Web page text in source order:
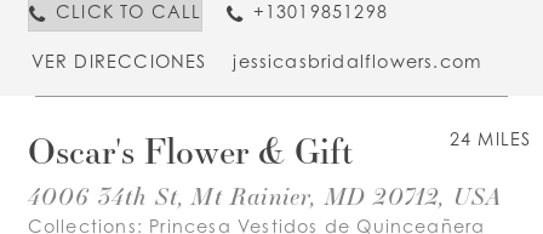
CLICK TO CALL
+13019851298
VER DIRECCIONES jessicasbridalflowers.com
24 MILES
Oscar's Flower & Gift
4006 34th St, Mt Rainier, MD 20712, USA
Collections: Princesa Vestidos de Quinceañera